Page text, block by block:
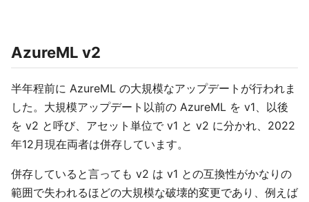
AzureML v2
半年程前に AzureML の大規模なアップデートが行われま
した。大規模アップデート以前の AzureML を v1、以後
を v2 と呼び、アセット単位で v1 と v2 に分かれ、2022
年12月現在両者は併存しています。
併存していると言っても v2 は v1 との互換性がかなりの
範囲で失われるほどの大規模な破壊的変更であり、例えば